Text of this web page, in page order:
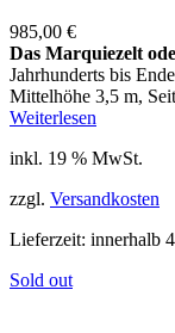
985,00 €
Das Marquiezelt
Jahrhunderts bis
Mittelhöhe 3,5 m,
Weiterlesen
inkl. 19 % MwSt.
zzgl. Versandkosten
Lieferzeit: innerhalb
Sold out